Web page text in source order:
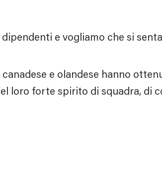
e vogliamo che si
e olandese hanno
loro forte spirito di squadra, di